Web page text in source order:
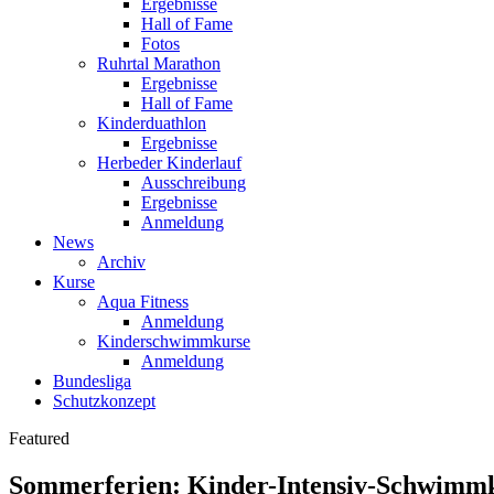
Ergebnisse
Hall of Fame
Fotos
Ruhrtal Marathon
Ergebnisse
Hall of Fame
Kinderduathlon
Ergebnisse
Herbeder Kinderlauf
Ausschreibung
Ergebnisse
Anmeldung
News
Archiv
Kurse
Aqua Fitness
Anmeldung
Kinderschwimmkurse
Anmeldung
Bundesliga
Schutzkonzept
Featured
Sommerferien: Kinder-Intensiv-